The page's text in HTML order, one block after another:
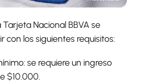
Nacional BBVA se
con los siguientes requisitos:
se requiere un ingreso
$10.000.